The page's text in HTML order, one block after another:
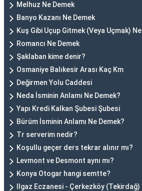
Melhuz Ne Demek
Banyo Kazanı Ne Demek
Kuş Gibi Uçup Gitmek (Veya Uçmak)
Romancı Ne Demek
Şaklaban kime denir?
Osmaniye Balıkesir Arası Kaç Km
Değirmen Yolu Caddesi
Neda İsminin Anlamı Ne Demek?
Yapı Kredi Kalkan Şubesi Şubesi
Bürüm İsminin Anlamı Ne Demek?
Tr serverim nedir?
Koşullu geçer ders tekrar alınır mı?
Levmont ve Desmont aynı mı?
Konya Otogar hangi semtte?
Ilgaz Eczanesi - Çerkezköy (Tekirdağ)